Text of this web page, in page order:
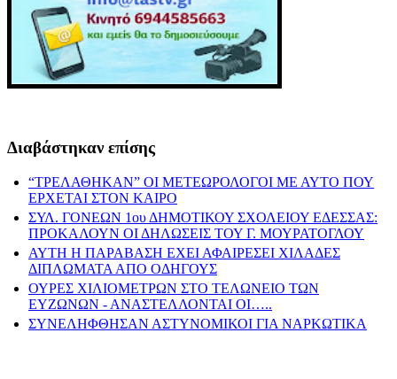
Διαβάστηκαν επίσης
“ΤΡΕΛΑΘΗΚΑΝ” ΟΙ ΜΕΤΕΩΡΟΛΟΓΟΙ ΜΕ ΑΥΤΟ ΠΟΥ
ΕΡΧΕΤΑΙ ΣΤΟΝ ΚΑΙΡΟ
ΣΥΛ. ΓΟΝΕΩΝ 1ου ΔΗΜΟΤΙΚΟΥ ΣΧΟΛΕΙΟΥ ΕΔΕΣΣΑΣ:
ΠΡΟΚΑΛΟΥΝ ΟΙ ΔΗΛΩΣΕΙΣ ΤΟΥ Γ. ΜΟΥΡΑΤΟΓΛΟΥ
ΑΥΤΗ Η ΠΑΡΑΒΑΣΗ ΕΧΕΙ ΑΦΑΙΡΕΣΕΙ ΧΙΛΑΔΕΣ
ΔΙΠΛΩΜΑΤΑ ΑΠΟ ΟΔΗΓΟΥΣ
ΟΥΡΕΣ ΧΙΛΙΟΜΕΤΡΩΝ ΣΤΟ ΤΕΛΩΝΕΙΟ ΤΩΝ
ΕΥΖΩΝΩΝ - ΑΝΑΣΤΕΛΛΟΝΤΑΙ ΟΙ…..
ΣΥΝΕΛΗΦΘΗΣΑΝ ΑΣΤΥΝΟΜΙΚΟΙ ΓΙΑ ΝΑΡΚΩΤΙΚΑ